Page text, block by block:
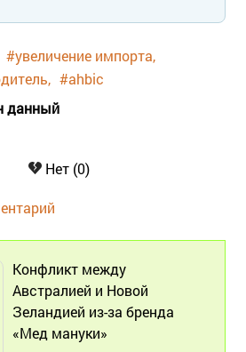
#увеличение импорта
#ahbic
данный
Нет (0)
Конфликт между
Австралией и Новой
Зеландией из-за бренда
«Мед мануки»